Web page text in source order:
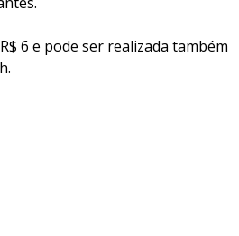
6 e pode ser realizada também